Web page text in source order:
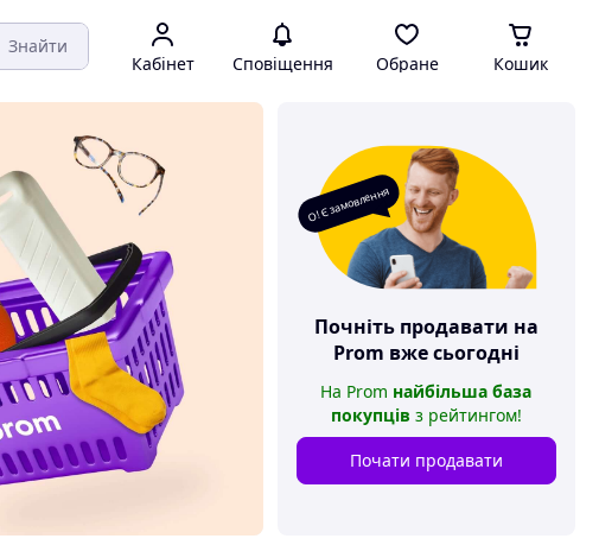
Знайти
Кабінет Сповіщення Обране Кошик
О! Є замовлення
Почніть продавати на
Prom вже сьогодні
На Prom найбільша база
покупців з рейтингом!
Почати продавати